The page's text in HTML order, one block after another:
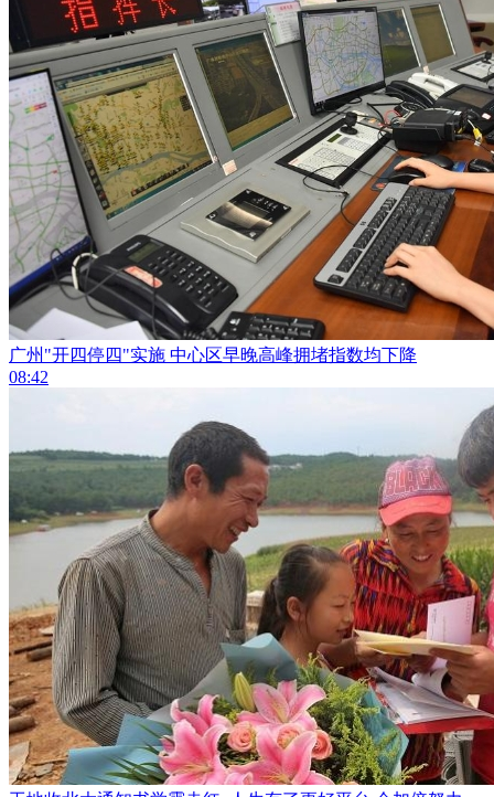
广州"开四停四"实施 中心区早晚高峰拥堵指数均下降
08:42